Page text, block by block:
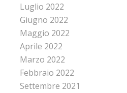
Luglio 2022
Giugno 2022
Maggio 2022
Aprile 2022
Marzo 2022
Febbraio 2022
Settembre 2021